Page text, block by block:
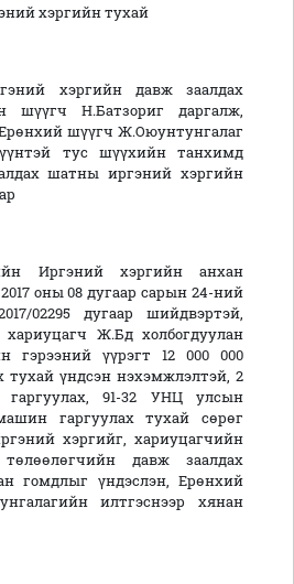
хэргийн тухай
хэргийн давж заалдах
шүүгч Н.Батзориг даргалж,
шүүгч Ж.Оюунтунгалаг
тус шүүхийн танхимд
шатны иргэний хэргийн
Иргэний хэргийн анхан
оны 08 дугаар сарын 24-ний
02295 дугаар шийдвэртэй,
Ж.Бд холбогдуулан
гэрээний үүрэгт 12 000 000
тухай үндсэн нэхэмжлэлтэй, 2
гаргуулах, 91-32 УНЦ улсын
гаргуулах тухай сөрөг
хэргийг, хариуцагчийн
төлөөлөгчийн давж заалдах
гомдлыг үндэслэн, Ерөнхий
илтгэснээр хянан